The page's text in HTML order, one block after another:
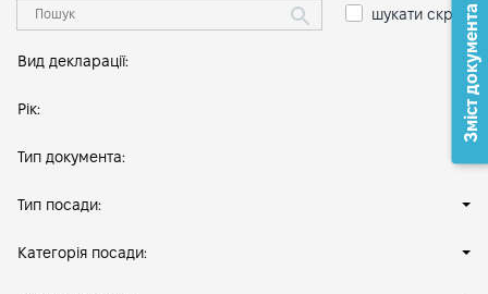
шукати скрізь
Вид декларації:
Рік:
Тип документа:
Тип посади:
Категорія посади:
Зміст документа